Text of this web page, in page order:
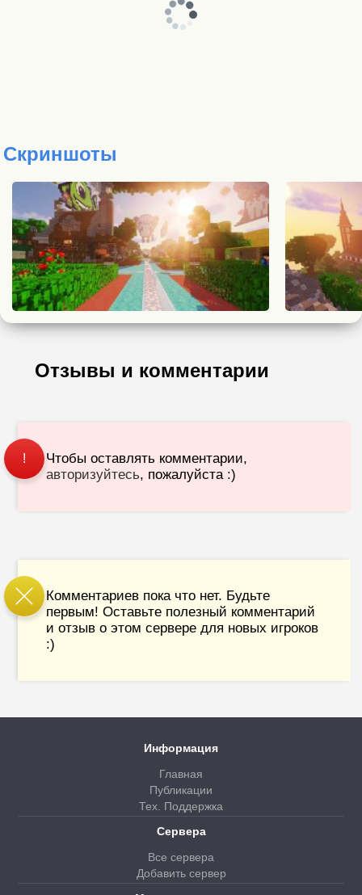
Скриншоты
Отзывы и комментарии
!
Чтобы оставлять комментарии,
авторизуйтесь, пожалуйста :)
Комментариев пока что нет. Будьте
первым! Оставьте полезный комментарий
и отзыв о этом сервере для новых игроков
:)
Информация
Главная
Публикации
Тех. Поддержка
Сервера
Все сервера
Добавить сервер